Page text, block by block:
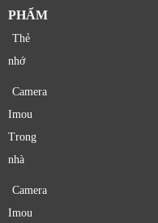
PHẨM
Thẻ
nhớ
Camera
Imou
Trong
nhà
Camera
Imou